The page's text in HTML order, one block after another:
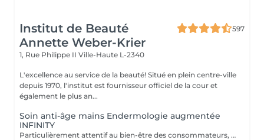
Institut de Beauté
Annette Weber-Krier
597
1, Rue Philippe II Ville-Haute L-2340
L'excellence au service de la beauté! Situé en plein centre-ville
depuis 1970, l'institut est fournisseur officiel de la cour et
également le plus an...
Soin anti-âge mains Endermologie augmentée
INFINITY
Particulièrement attentif au bien-être des consommateurs, ce nouveau protocole exclusif LPG® est l'alliance de la technicité, qui s'appuie sur la technologie brevetée de l'appareil CelluM6 Alliance® et de la sensorialité pour une efficacité immédiate et durable sur le corps. Et ce, grâce à une succession de manoeuvres réalisées à la fois par la tête de traitement Alliance®, la pose d'un masque et par les mains du praticien